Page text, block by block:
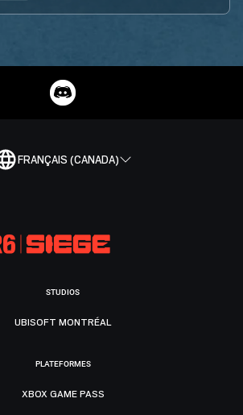
FRANÇAIS (CANADA)
STUDIOS
UBISOFT MONTRÉAL
PLATEFORMES
XBOX GAME PASS